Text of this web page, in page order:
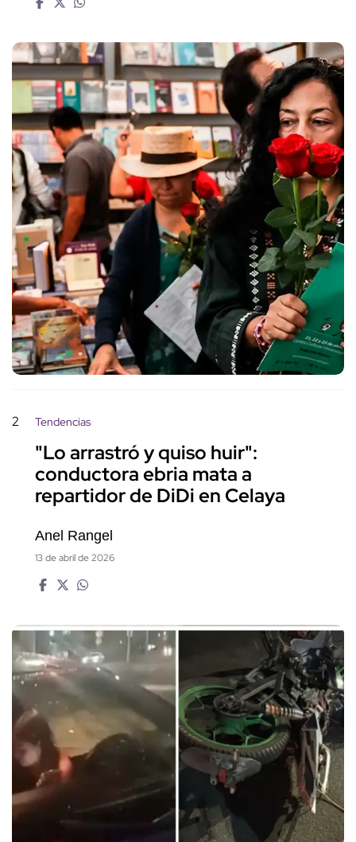
2 Tendencias
"Lo arrastró y quiso huir":
conductora ebria mata a
repartidor de DiDi en Celaya
Anel Rangel
13 de abril de 2026